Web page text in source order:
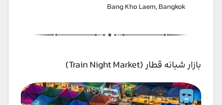
Bang Kho Laem, Bangkok
بازار شبانه قطار (Train Night Market)